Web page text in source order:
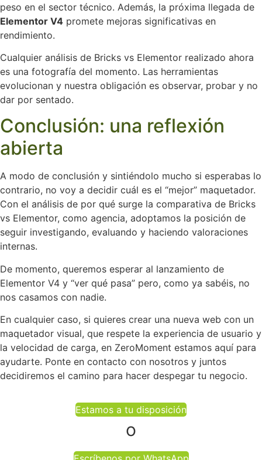
peso en el sector técnico. Además, la próxima llegada de
Elementor V4 promete mejoras significativas en
rendimiento.
Cualquier análisis de Bricks vs Elementor realizado ahora
es una fotografía del momento. Las herramientas
evolucionan y nuestra obligación es observar, probar y no
dar por sentado.
Conclusión: una reflexión
abierta
A modo de conclusión y sintiéndolo mucho si esperabas lo
contrario, no voy a decidir cuál es el “mejor” maquetador.
Con el análisis de por qué surge la comparativa de Bricks
vs Elementor, como agencia, adoptamos la posición de
seguir investigando, evaluando y haciendo valoraciones
internas.
De momento, queremos esperar al lanzamiento de
Elementor V4 y “ver qué pasa” pero, como ya sabéis, no
nos casamos con nadie.
En cualquier caso, si quieres crear una nueva web con un
maquetador visual, que respete la experiencia de usuario y
la velocidad de carga, en ZeroMoment estamos aquí para
ayudarte. Ponte en contacto con nosotros y juntos
decidiremos el camino para hacer despegar tu negocio.
Estamos a tu disposición
o